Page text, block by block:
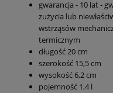
gwarancja - 10 lat -
zużycia lub
wstrząsów
termicznym
długość 20 cm
szerokość 15,5 cm
wysokość 6,2 cm
pojemność 1,4 l